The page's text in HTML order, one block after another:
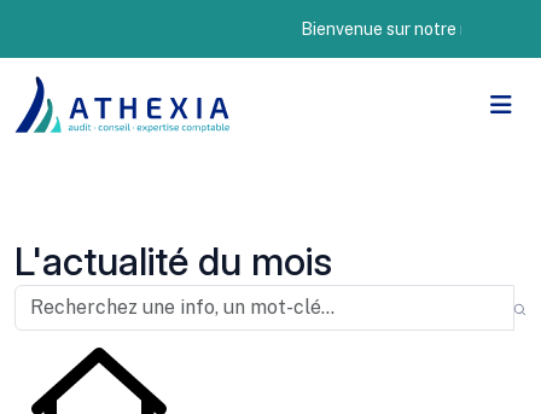
Bienvenue sur notre nouveau
L'actualité du mois